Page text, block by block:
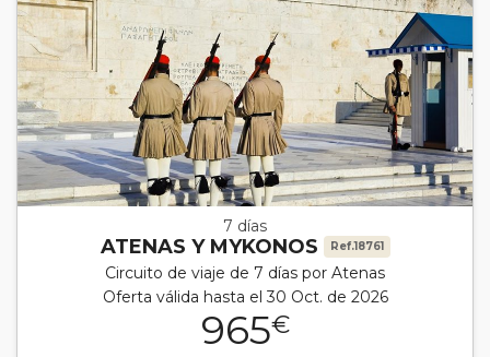
7 días
ATENAS Y MYKONOS Ref.18761
Circuito de viaje de 7 días por Atenas
Oferta válida hasta el 30 Oct. de 2026
965€